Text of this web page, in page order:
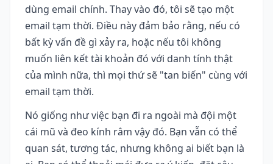
dùng email chính. Thay vào đó, tôi sẽ tạo một
email tạm thời. Điều này đảm bảo rằng, nếu có
bất kỳ vấn đề gì xảy ra, hoặc nếu tôi không
muốn liên kết tài khoản đó với danh tính thật
của mình nữa, thì mọi thứ sẽ "tan biến" cùng với
email tạm thời.
Nó giống như việc bạn đi ra ngoài mà đội một
cái mũ và đeo kính râm vậy đó. Bạn vẫn có thể
quan sát, tương tác, nhưng không ai biết bạn là